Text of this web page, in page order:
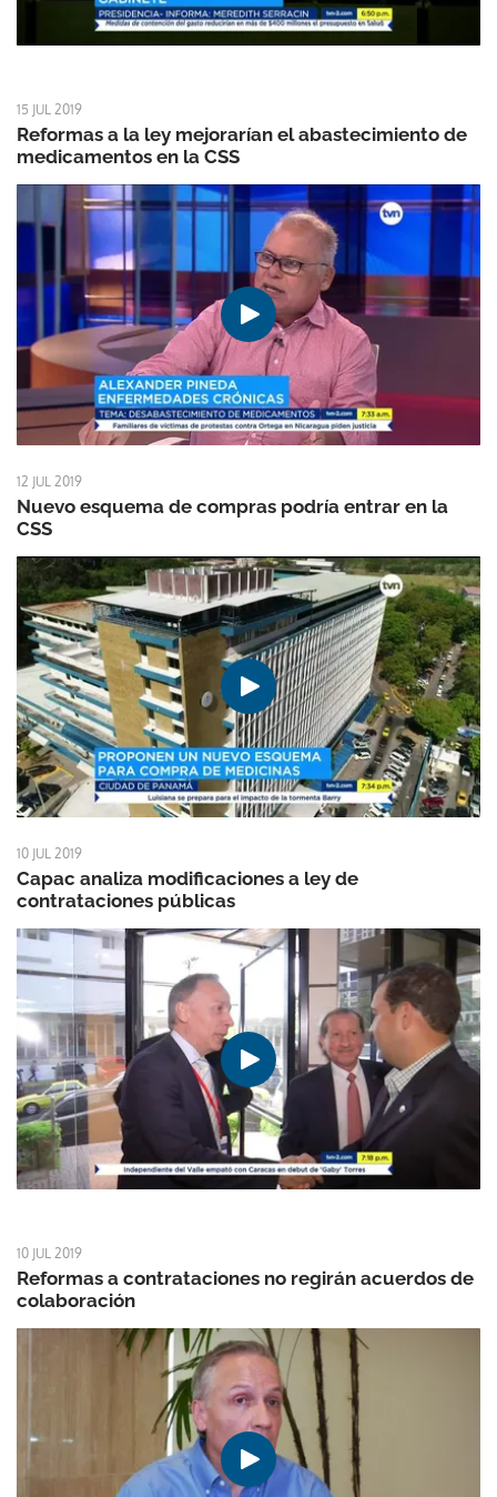
15 JUL 2019
Reformas a la ley mejorarían el abastecimiento de
medicamentos en la CSS
12 JUL 2019
Nuevo esquema de compras podría entrar en la
CSS
10 JUL 2019
Capac analiza modificaciones a ley de
contrataciones públicas
10 JUL 2019
Reformas a contrataciones no regirán acuerdos de
colaboración